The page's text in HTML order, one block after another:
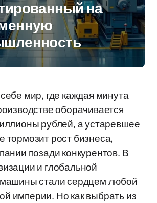
на
мир, где каждая минута
оборачивается
рублей, а устаревшее
тормозит рост бизнеса,
позади конкурентов. В
и глобальной
стали сердцем любой
империи. Но как выбрать из